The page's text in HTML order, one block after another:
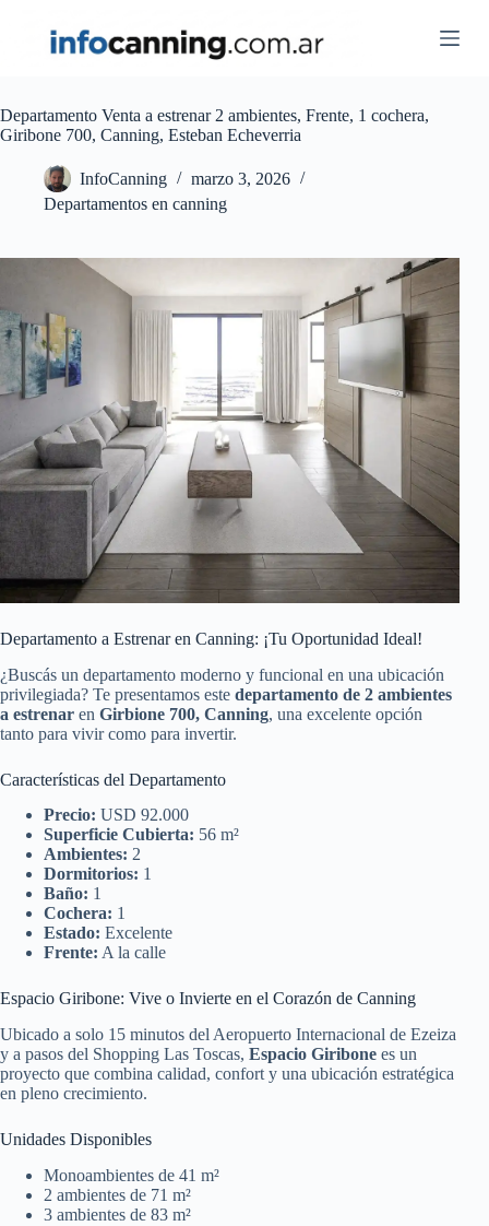
Departamento Venta a estrenar 2 ambientes, Frente, 1 cochera,
Giribone 700, Canning, Esteban Echeverria
InfoCanning
marzo 3, 2026
Departamentos en canning
Departamento a Estrenar en Canning: ¡Tu Oportunidad Ideal!
¿Buscás un departamento moderno y funcional en una ubicación
privilegiada? Te presentamos este departamento de 2 ambientes
a estrenar en Girbione 700, Canning, una excelente opción
tanto para vivir como para invertir.
Características del Departamento
Precio: USD 92.000
Superficie Cubierta: 56 m²
Ambientes: 2
Dormitorios: 1
Baño: 1
Cochera: 1
Estado: Excelente
Frente: A la calle
Espacio Giribone: Vive o Invierte en el Corazón de Canning
Ubicado a solo 15 minutos del Aeropuerto Internacional de Ezeiza
y a pasos del Shopping Las Toscas, Espacio Giribone es un
proyecto que combina calidad, confort y una ubicación estratégica
en pleno crecimiento.
Unidades Disponibles
Monoambientes de 41 m²
2 ambientes de 71 m²
3 ambientes de 83 m²